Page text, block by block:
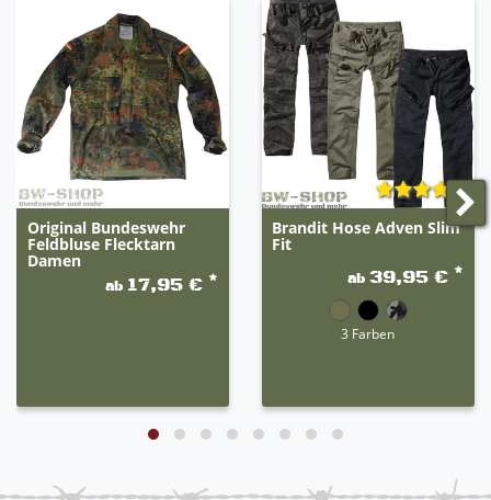
sehr robuster Stoff
geringes Gewicht
taillierter, femininer Schnitt
angenehmer Tragekomfort
ideal für die Übergangszeit und im Sommer bei
schlechtem Wetter
Original Bundeswehr
Feldbluse Flecktarn
Damen
ab 17,95 € *
Brandit Hose Adven Slim
Fit
ab 39,95 € *
3 Farben